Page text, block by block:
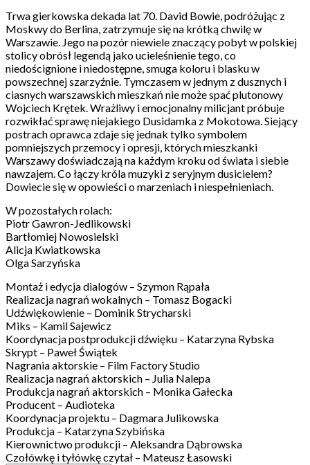
Trwa gierkowska dekada lat 70. David Bowie, podróżując z
Moskwy do Berlina, zatrzymuje się na krótką chwilę w
Warszawie. Jego na pozór niewiele znaczący pobyt w polskiej
stolicy obrósł legendą jako ucieleśnienie tego, co
niedoścignione i niedostępne, smuga koloru i blasku w
powszechnej szarzyźnie. Tymczasem w jednym z dusznych i
ciasnych warszawskich mieszkań nie może spać plutonowy
Wojciech Krętek. Wrażliwy i emocjonalny milicjant próbuje
rozwikłać sprawę niejakiego Dusidamka z Mokotowa. Siejący
postrach oprawca zdaje się jednak tylko symbolem
pomniejszych przemocy i opresji, których mieszkanki
Warszawy doświadczają na każdym kroku od świata i siebie
nawzajem. Co łączy króla muzyki z seryjnym dusicielem?
Dowiecie się w opowieści o marzeniach i niespełnieniach.
W pozostałych rolach:
Piotr Gawron-Jedlikowski
Bartłomiej Nowosielski
Alicja Kwiatkowska
Olga Sarzyńska
Montaż i edycja dialogów – Szymon Rąpała
Realizacja nagrań wokalnych – Tomasz Bogacki
Udźwiękowienie – Dominik Strycharski
Miks – Kamil Sajewicz
Koordynacja postprodukcji dźwięku – Katarzyna Rybska
Skrypt – Paweł Świątek
Nagrania aktorskie – Film Factory Studio
Realizacja nagrań aktorskich – Julia Nalepa
Produkcja nagrań aktorskich – Monika Gałecka
Producent – Audioteka
Koordynacja projektu – Dagmara Julikowska
Produkcja – Katarzyna Szybińska
Kierownictwo produkcji – Aleksandra Dąbrowska
Czołówkę i tyłówkę czytał – Mateusz Łasowski